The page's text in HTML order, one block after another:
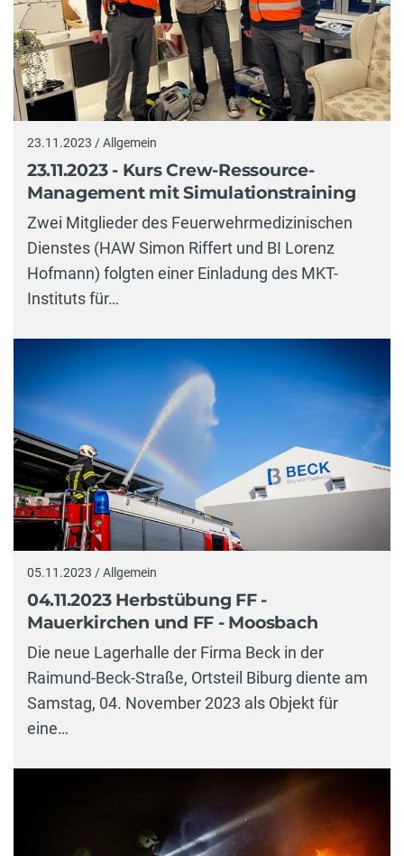
23.11.2023 / Allgemein
23.11.2023 - Kurs Crew-Ressource-
Management mit Simulationstraining
Zwei Mitglieder des Feuerwehrmedizinischen
Dienstes (HAW Simon Riffert und BI Lorenz
Hofmann) folgten einer Einladung des MKT-
Instituts für…
05.11.2023 / Allgemein
04.11.2023 Herbstübung FF -
Mauerkirchen und FF - Moosbach
Die neue Lagerhalle der Firma Beck in der
Raimund-Beck-Straße, Ortsteil Biburg diente am
Samstag, 04. November 2023 als Objekt für
eine…